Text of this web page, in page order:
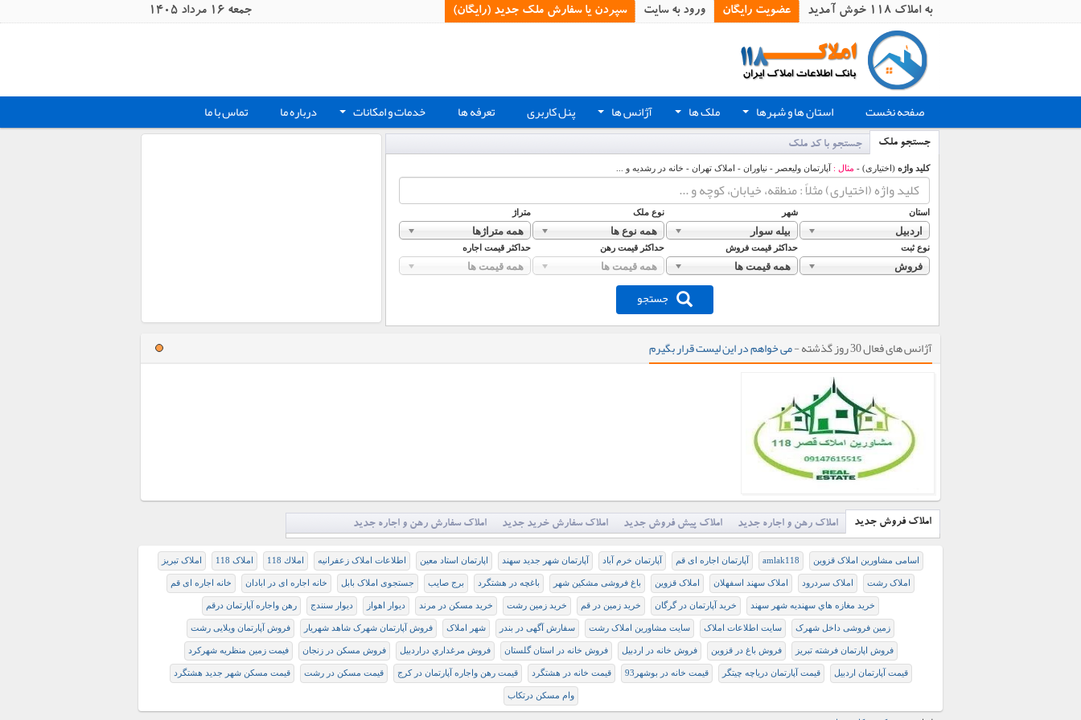
به املاک 118 خوش آمدید عضویت رایگان ورود به سایت سپردن یا سفارش ملک جدید (رایگان)‏ جمعه 16 مرداد 1405
صفحه نخست + استان ها و شهرها + ملک ها + آژانس ها پنل کاربری تعرفه ها + خدمات و امکانات درباره ما تماس با ما
جستجو ملک جستجو با کد ملک
کلید واژه (اختیاری) - مثال : آپارتمان ولیعصر - نیاوران - املاک تهران - خانه در رشدیه و ...
استان شهر نوع ملک متراژ
اردبیل بیله سوار همه نوع ها همه متراژها
نوع ثبت حداکثر قیمت فروش حداکثر قیمت رهن حداکثر قیمت اجاره
فروش همه قیمت ها همه قیمت ها همه قیمت ها
جستجو
آژانس های فعال 30 روز گذشته - می خواهم در این لیست قرار بگیرم
املاک فروش جدید املاک رهن و اجاره جدید املاک پیش فروش جدید املاک سفارش خرید جدید املاک سفارش رهن و اجاره جدید
اسامی مشاورین املاک قزوین amlak118 آپارتمان اجاره ای قم آپارتمان خرم آباد آپارتمان شهر جدید سهند اپارتمان استاد معین اطلاعات املاک زعفرانیه املاك 118 املاک 118 املاک تبریز
املاک رشت املاک سردرود املاک سهند اسفهلان املاک قزوین باغ فروشی مشکین شهر باغچه در هشتگرد برج صایب جستجوی املاک بابل خانه اجاره ای در ابادان خانه اجاره ای قم
خريد مغازه هاي سهنديه شهر سهند خرید آپارتمان در گرگان خرید زمین در قم خرید زمین رشت خرید مسکن در مرند دیوار اهواز دیوار سنندج رهن واجاره آپارتمان درقم
زمین فروشی داخل شهرک سایت اطلاعات املاک سایت مشاورین املاک رشت سفارش آگهی در بندر شهر املاک فروش آپارتمان شهرک شاهد شهریار فروش آپارتمان ویلایی رشت
فروش اپارتمان فرشته تبریز فروش باغ در قزوین فروش خانه در اردبيل فروش خانه در استان گلستان ﻓﺮﻭﺵ ﻣﺮﻏﺪاﺭﻱ ﺩﺭاﺭﺩﺑﻴﻞ فروش مسکن در زنجان فيمت زمين منظريه شهركرد
قیمت آپارتمان اردبیل قیمت آپارتمان دریاچه چیتگر قیمت خانه در بوشهر93 قیمت خانه در هشتگرد قیمت رهن واجاره آپارتمان در کرج قیمت مسکن در رشت قیمت مسکن شهر جدید هشتگرد
وام مسکن درتکاب